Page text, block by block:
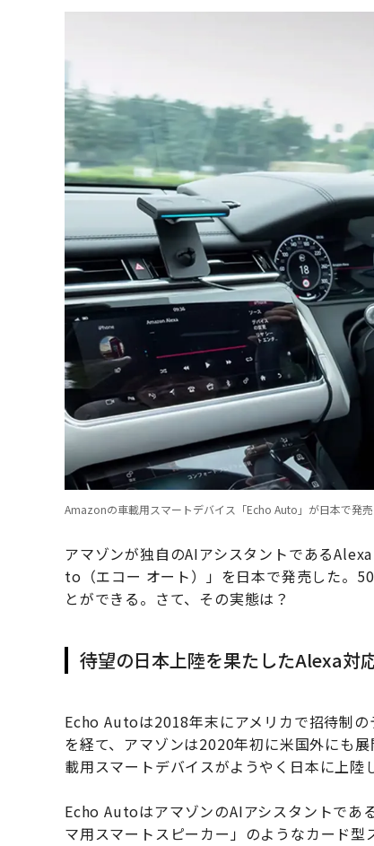
Amazonの車載用スマートデバイス「Echo Auto」が日本で発売
アマゾンが独自のAIアシスタントである
to（エコー オート）」を日本で発売した。
とができる。さて、その実態は？
待望の日本上陸を果たしたAlexa対
Echo Autoは2018年末にアメリカで招待制
を経て、アマゾンは2020年初に米国外にも
載用スマートデバイスがようやく日本に上陸
Echo AutoはアマゾンのAIアシスタントであ
マ用スマートスピーカー」のようなカード型